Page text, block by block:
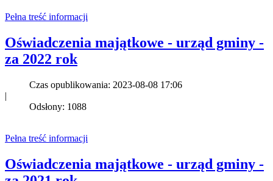
Pełna treść informacji
Oświadczenia majątkowe - urząd gminy -
za 2022 rok
Czas opublikowania: 2023-08-08 17:06
|
Odsłony: 1088
Pełna treść informacji
Oświadczenia majątkowe - urząd gminy -